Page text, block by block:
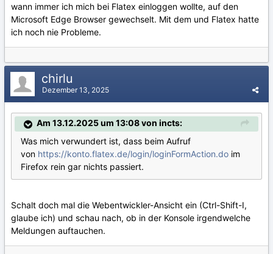
wann immer ich mich bei Flatex einloggen wollte, auf den
Microsoft Edge Browser gewechselt. Mit dem und Flatex hatte
ich noch nie Probleme.
chirlu
Dezember 13, 2025
Am 13.12.2025 um 13:08 von incts:
Was mich verwundert ist, dass beim Aufruf
von https://konto.flatex.de/login/loginFormAction.do im
Firefox rein gar nichts passiert.
Schalt doch mal die Webentwickler-Ansicht ein (Ctrl-Shift-I,
glaube ich) und schau nach, ob in der Konsole irgendwelche
Meldungen auftauchen.